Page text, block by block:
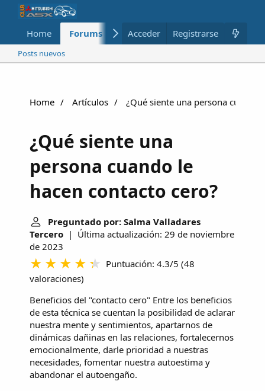
Home Forums Nuevo Miembros
Acceder Registrarse
Posts nuevos
Home Artículos ¿Qué siente una persona cuando
¿Qué siente una
persona cuando le
hacen contacto cero?
Preguntado por: Salma Valladares
Tercero | Última actualización: 29 de noviembre
de 2023
Puntuación: 4.3/5 (48
valoraciones)
Beneficios del "contacto cero" Entre los beneficios
de esta técnica se cuentan la posibilidad de aclarar
nuestra mente y sentimientos, apartarnos de
dinámicas dañinas en las relaciones, fortalecernos
emocionalmente, darle prioridad a nuestras
necesidades, fomentar nuestra autoestima y
abandonar el autoengaño.